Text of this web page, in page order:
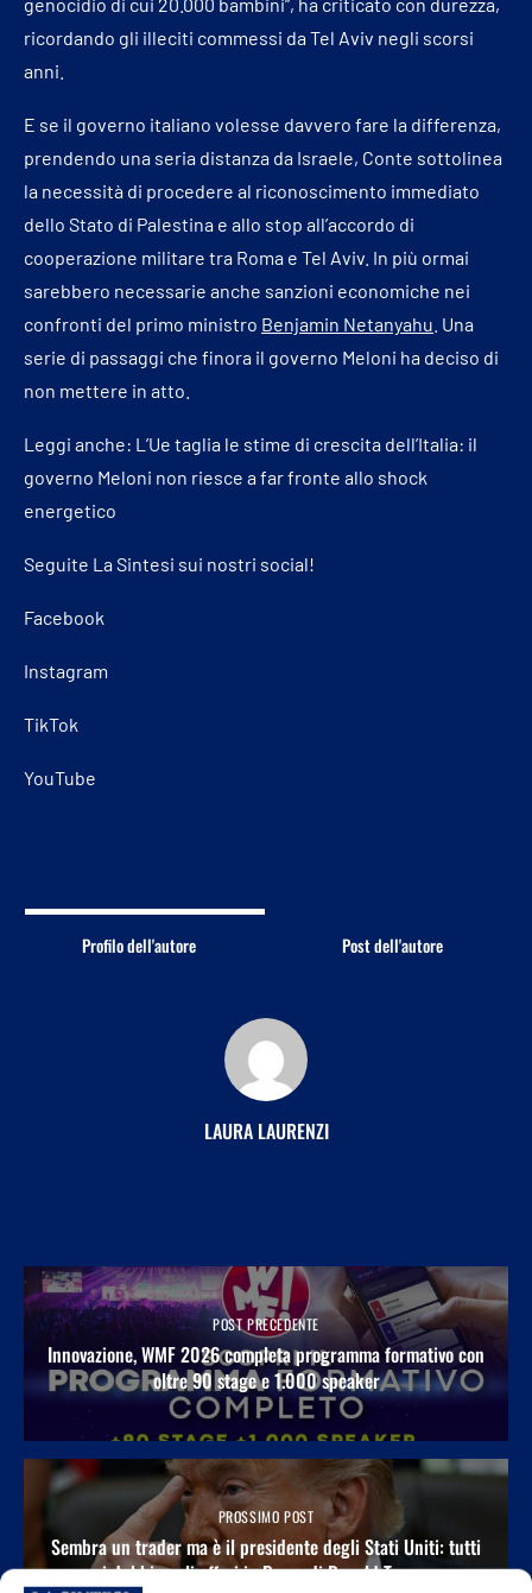
ricordando gli illeciti commessi da Tel Aviv negli scorsi
anni.
E se il governo italiano volesse davvero fare la differenza,
prendendo una seria distanza da Israele, Conte sottolinea
la necessità di procedere al riconoscimento immediato
dello Stato di Palestina e allo stop all’accordo di
cooperazione militare tra Roma e Tel Aviv. In più ormai
sarebbero necessarie anche sanzioni economiche nei
confronti del primo ministro Benjamin Netanyahu . Una
serie di passaggi che finora il governo Meloni ha deciso di
non mettere in atto.
Leggi anche: L’Ue taglia le stime di crescita dell’Italia: il
governo Meloni non riesce a far fronte allo shock
energetico
Seguite La Sintesi sui nostri social!
Facebook
Instagram
TikTok
YouTube
Profilo dell'autore Post dell'autore
LAURA LAURENZI
POST PRECEDENTE
Innovazione, WMF 2026 completa programma formativo con
oltre 90 stage e 1.000 speaker
PROSSIMO POST
Sembra un trader ma è il presidente degli Stati Uniti: tutti
i dubbi sugli affari in Borsa di Donald Trump